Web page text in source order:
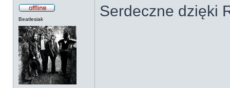
Beatlesiak Serdeczne dzięki